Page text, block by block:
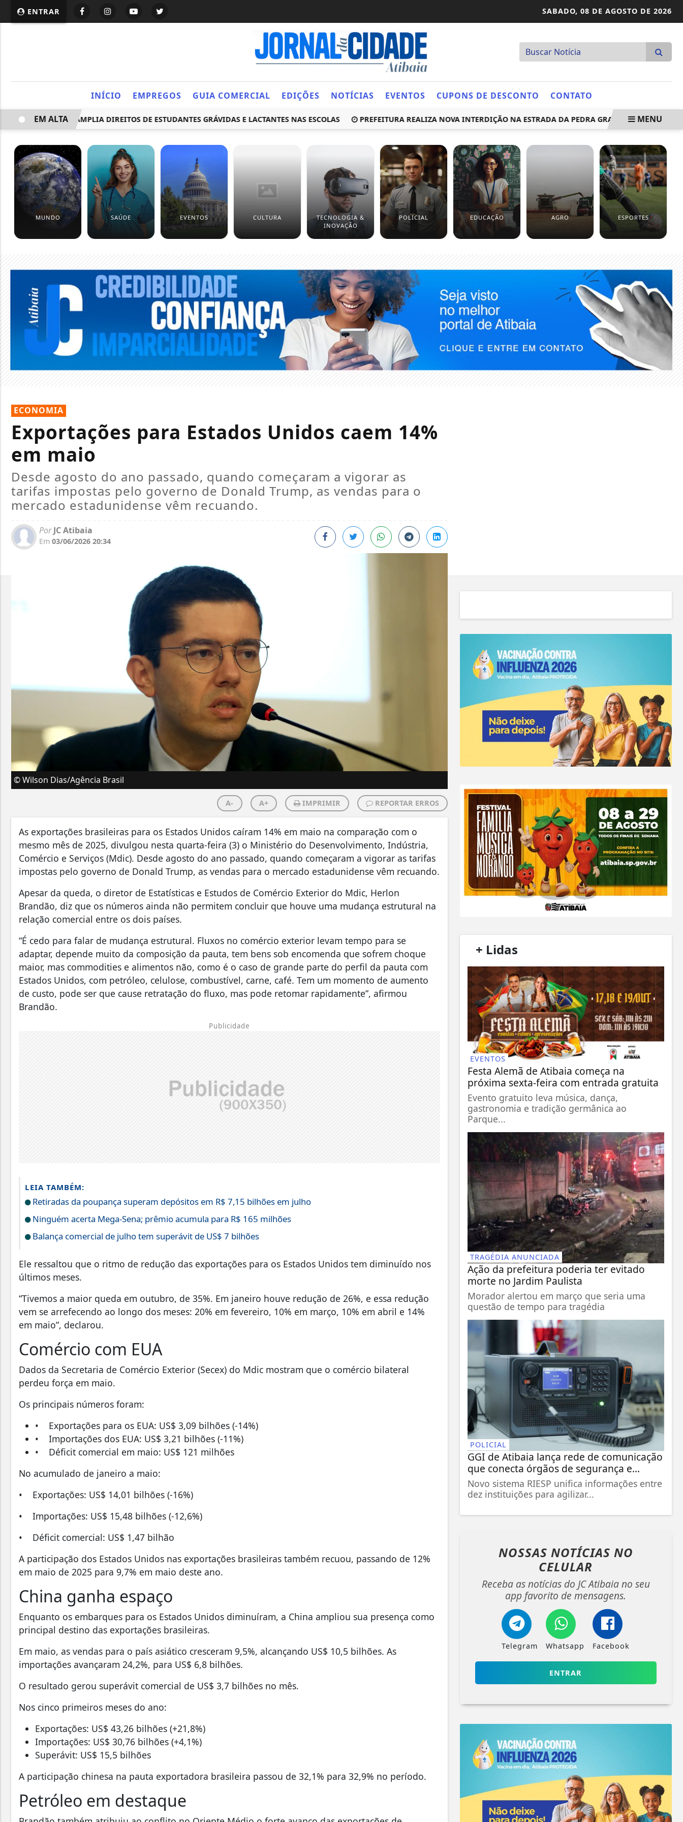
ENTRAR SABADO, 08 DE AGOSTO DE 2026
INÍCIO EMPREGOS GUIA COMERCIAL EDIÇÕES NOTÍCIAS EVENTOS CUPONS DE DESCONTO CONTATO
PROJETO QUE AMPLIA DIREITOS DE ESTUDANTES GRÁVIDAS E LACTANTES NAS ESCOLAS PREFEITURA REALIZA NOVA INTERDIÇÃO NA ESTRADA DA PEDRA GRANDE DE 23 A 27 DE
EM ALTA MENU
MUNDO SAÚDE EVENTOS CULTURA
TECNOLOGIA &
INOVAÇÃO
POLICIAL EDUCAÇÃO AGRO ESPORTES
ECONOMIA
Exportações para Estados Unidos caem 14%
em maio
Desde agosto do ano passado, quando começaram a vigorar as
tarifas impostas pelo governo de Donald Trump, as vendas para o
mercado estadunidense vêm recuando.
PorJC Atibaia
Em 03/06/2026 20:34
© Wilson Dias/Agência Brasil
A- A+ IMPRIMIR REPORTAR ERROS
As exportações brasileiras para os Estados Unidos caíram 14% em maio na comparação com o
mesmo mês de 2025, divulgou nesta quarta-feira (3) o Ministério do Desenvolvimento, Indústria,
Comércio e Serviços (Mdic). Desde agosto do ano passado, quando começaram a vigorar as tarifas
impostas pelo governo de Donald Trump, as vendas para o mercado estadunidense vêm recuando.
Apesar da queda, o diretor de Estatísticas e Estudos de Comércio Exterior do Mdic, Herlon
Brandão, diz que os números ainda não permitem concluir que houve uma mudança estrutural na
relação comercial entre os dois países.
“É cedo para falar de mudança estrutural. Fluxos no comércio exterior levam tempo para se
adaptar, depende muito da composição da pauta, tem bens sob encomenda que sofrem choque
maior, mas commodities e alimentos não, como é o caso de grande parte do perfil da pauta com
Estados Unidos, com petróleo, celulose, combustível, carne, café. Tem um momento de aumento
de custo, pode ser que cause retratação do fluxo, mas pode retomar rapidamente”, afirmou
Brandão.
Publicidade
LEIA TAMBÉM:
Retiradas da poupança superam depósitos em R$ 7,15 bilhões em julho
Ninguém acerta Mega-Sena; prêmio acumula para R$ 165 milhões
Balança comercial de julho tem superávit de US$ 7 bilhões
Ele ressaltou que o ritmo de redução das exportações para os Estados Unidos tem diminuído nos
últimos meses.
“Tivemos a maior queda em outubro, de 35%. Em janeiro houve redução de 26%, e essa redução
vem se arrefecendo ao longo dos meses: 20% em fevereiro, 10% em março, 10% em abril e 14%
em maio”, declarou.
Comércio com EUA
Dados da Secretaria de Comércio Exterior (Secex) do Mdic mostram que o comércio bilateral
perdeu força em maio.
Os principais números foram:
• Exportações para os EUA: US$ 3,09 bilhões (-14%)
• Importações dos EUA: US$ 3,21 bilhões (-11%)
• Déficit comercial em maio: US$ 121 milhões
No acumulado de janeiro a maio:
• Exportações: US$ 14,01 bilhões (-16%)
• Importações: US$ 15,48 bilhões (-12,6%)
• Déficit comercial: US$ 1,47 bilhão
A participação dos Estados Unidos nas exportações brasileiras também recuou, passando de 12%
em maio de 2025 para 9,7% em maio deste ano.
China ganha espaço
Enquanto os embarques para os Estados Unidos diminuíram, a China ampliou sua presença como
principal destino das exportações brasileiras.
Em maio, as vendas para o país asiático cresceram 9,5%, alcançando US$ 10,5 bilhões. As
importações avançaram 24,2%, para US$ 6,8 bilhões.
O resultado gerou superávit comercial de US$ 3,7 bilhões no mês.
Nos cinco primeiros meses do ano:
Exportações: US$ 43,26 bilhões (+21,8%)
Importações: US$ 30,76 bilhões (+4,1%)
Superávit: US$ 15,5 bilhões
A participação chinesa na pauta exportadora brasileira passou de 32,1% para 32,9% no período.
Petróleo em destaque
+ Lidas
EVENTOS
Festa Alemã de Atibaia começa na
próxima sexta-feira com entrada gratuita
Evento gratuito leva música, dança,
gastronomia e tradição germânica ao
Parque...
TRAGÉDIA ANUNCIADA
Ação da prefeitura poderia ter evitado
morte no Jardim Paulista
Morador alertou em março que seria uma
questão de tempo para tragédia
POLICIAL
GGI de Atibaia lança rede de comunicação
que conecta órgãos de segurança e...
Novo sistema RIESP unifica informações entre
dez instituições para agilizar...
NOSSAS NOTÍCIAS NO
CELULAR
Receba as notícias do JC Atibaia no seu
app favorito de mensagens.
Telegram Whatsapp Facebook
ENTRAR